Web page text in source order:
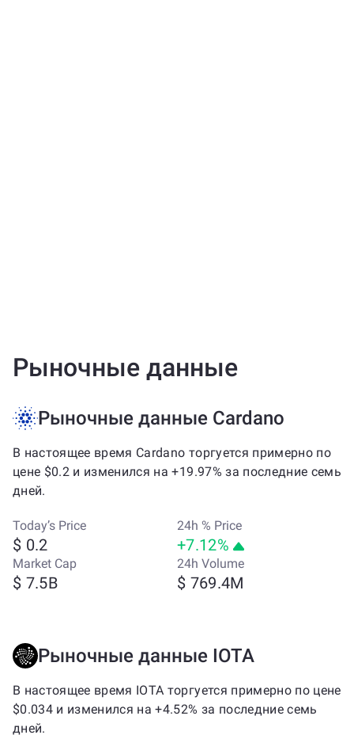
Рыночные данные
Рыночные данные Cardano
В настоящее время Cardano торгуется примерно по
цене $0.2 и изменился на +19.97% за последние семь
дней.
Today’s Price
$ 0.2
24h % Price
+7.12%
Market Cap
$ 7.5B
24h Volume
$ 769.4M
Рыночные данные IOTA
В настоящее время IOTA торгуется примерно по цене
$0.034 и изменился на +4.52% за последние семь
дней.